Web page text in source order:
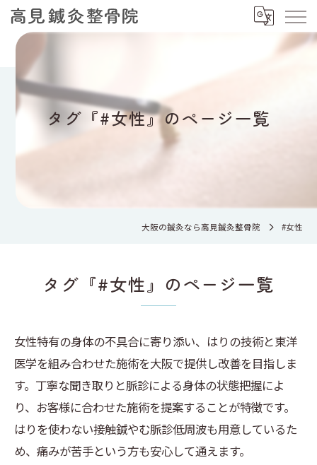
タグ『#女性』のページ一覧
大阪の鍼灸なら高見鍼灸整骨院 #女性
タグ『#女性』のページ一覧
女性特有の身体の不具合に寄り添い、はりの技術と東洋
医学を組み合わせた施術を大阪で提供し改善を目指しま
す。丁寧な聞き取りと脈診による身体の状態把握によ
り、お客様に合わせた施術を提案することが特徴です。
はりを使わない接触鍼やむ脈診低周波も用意しているた
め、痛みが苦手という方も安心して通えます。